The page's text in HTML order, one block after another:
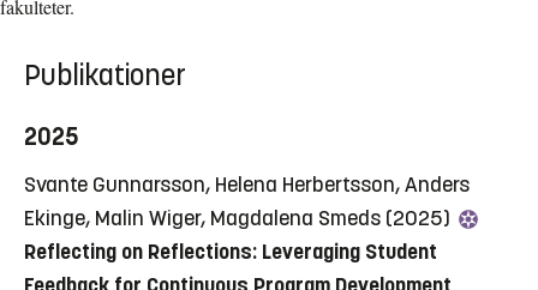
fakulteter.
Publikationer
2025
Svante Gunnarsson, Helena Herbertsson, Anders
Ekinge, Malin Wiger, Magdalena Smeds (2025)
Reflecting on Reflections: Leveraging Student